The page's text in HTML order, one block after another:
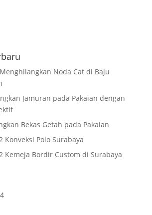
Noda Cat di Baju
Jamuran pada Pakaian dengan
Bekas Getah pada Pakaian
Konveksi Polo Surabaya
Kemeja Bordir Custom di Surabaya